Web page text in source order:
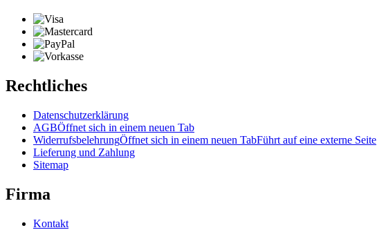
Rechtliches
Datenschutzerklärung
AGBÖffnet sich in einem neuen Tab
WiderrufsbelehrungÖffnet sich in einem neuen TabFührt auf eine externe Seite
Lieferung und Zahlung
Sitemap
Firma
Kontakt